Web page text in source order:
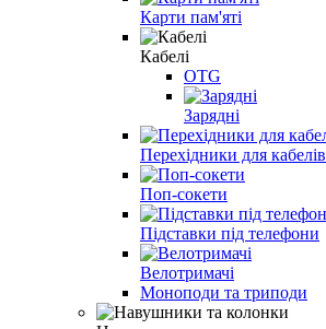
Карти пам'яті
Кабелі
OTG
Зарядні
Перехідники для кабелів
Поп-сокети
Підставки під телефони
Велотримачі
Моноподи та триподи